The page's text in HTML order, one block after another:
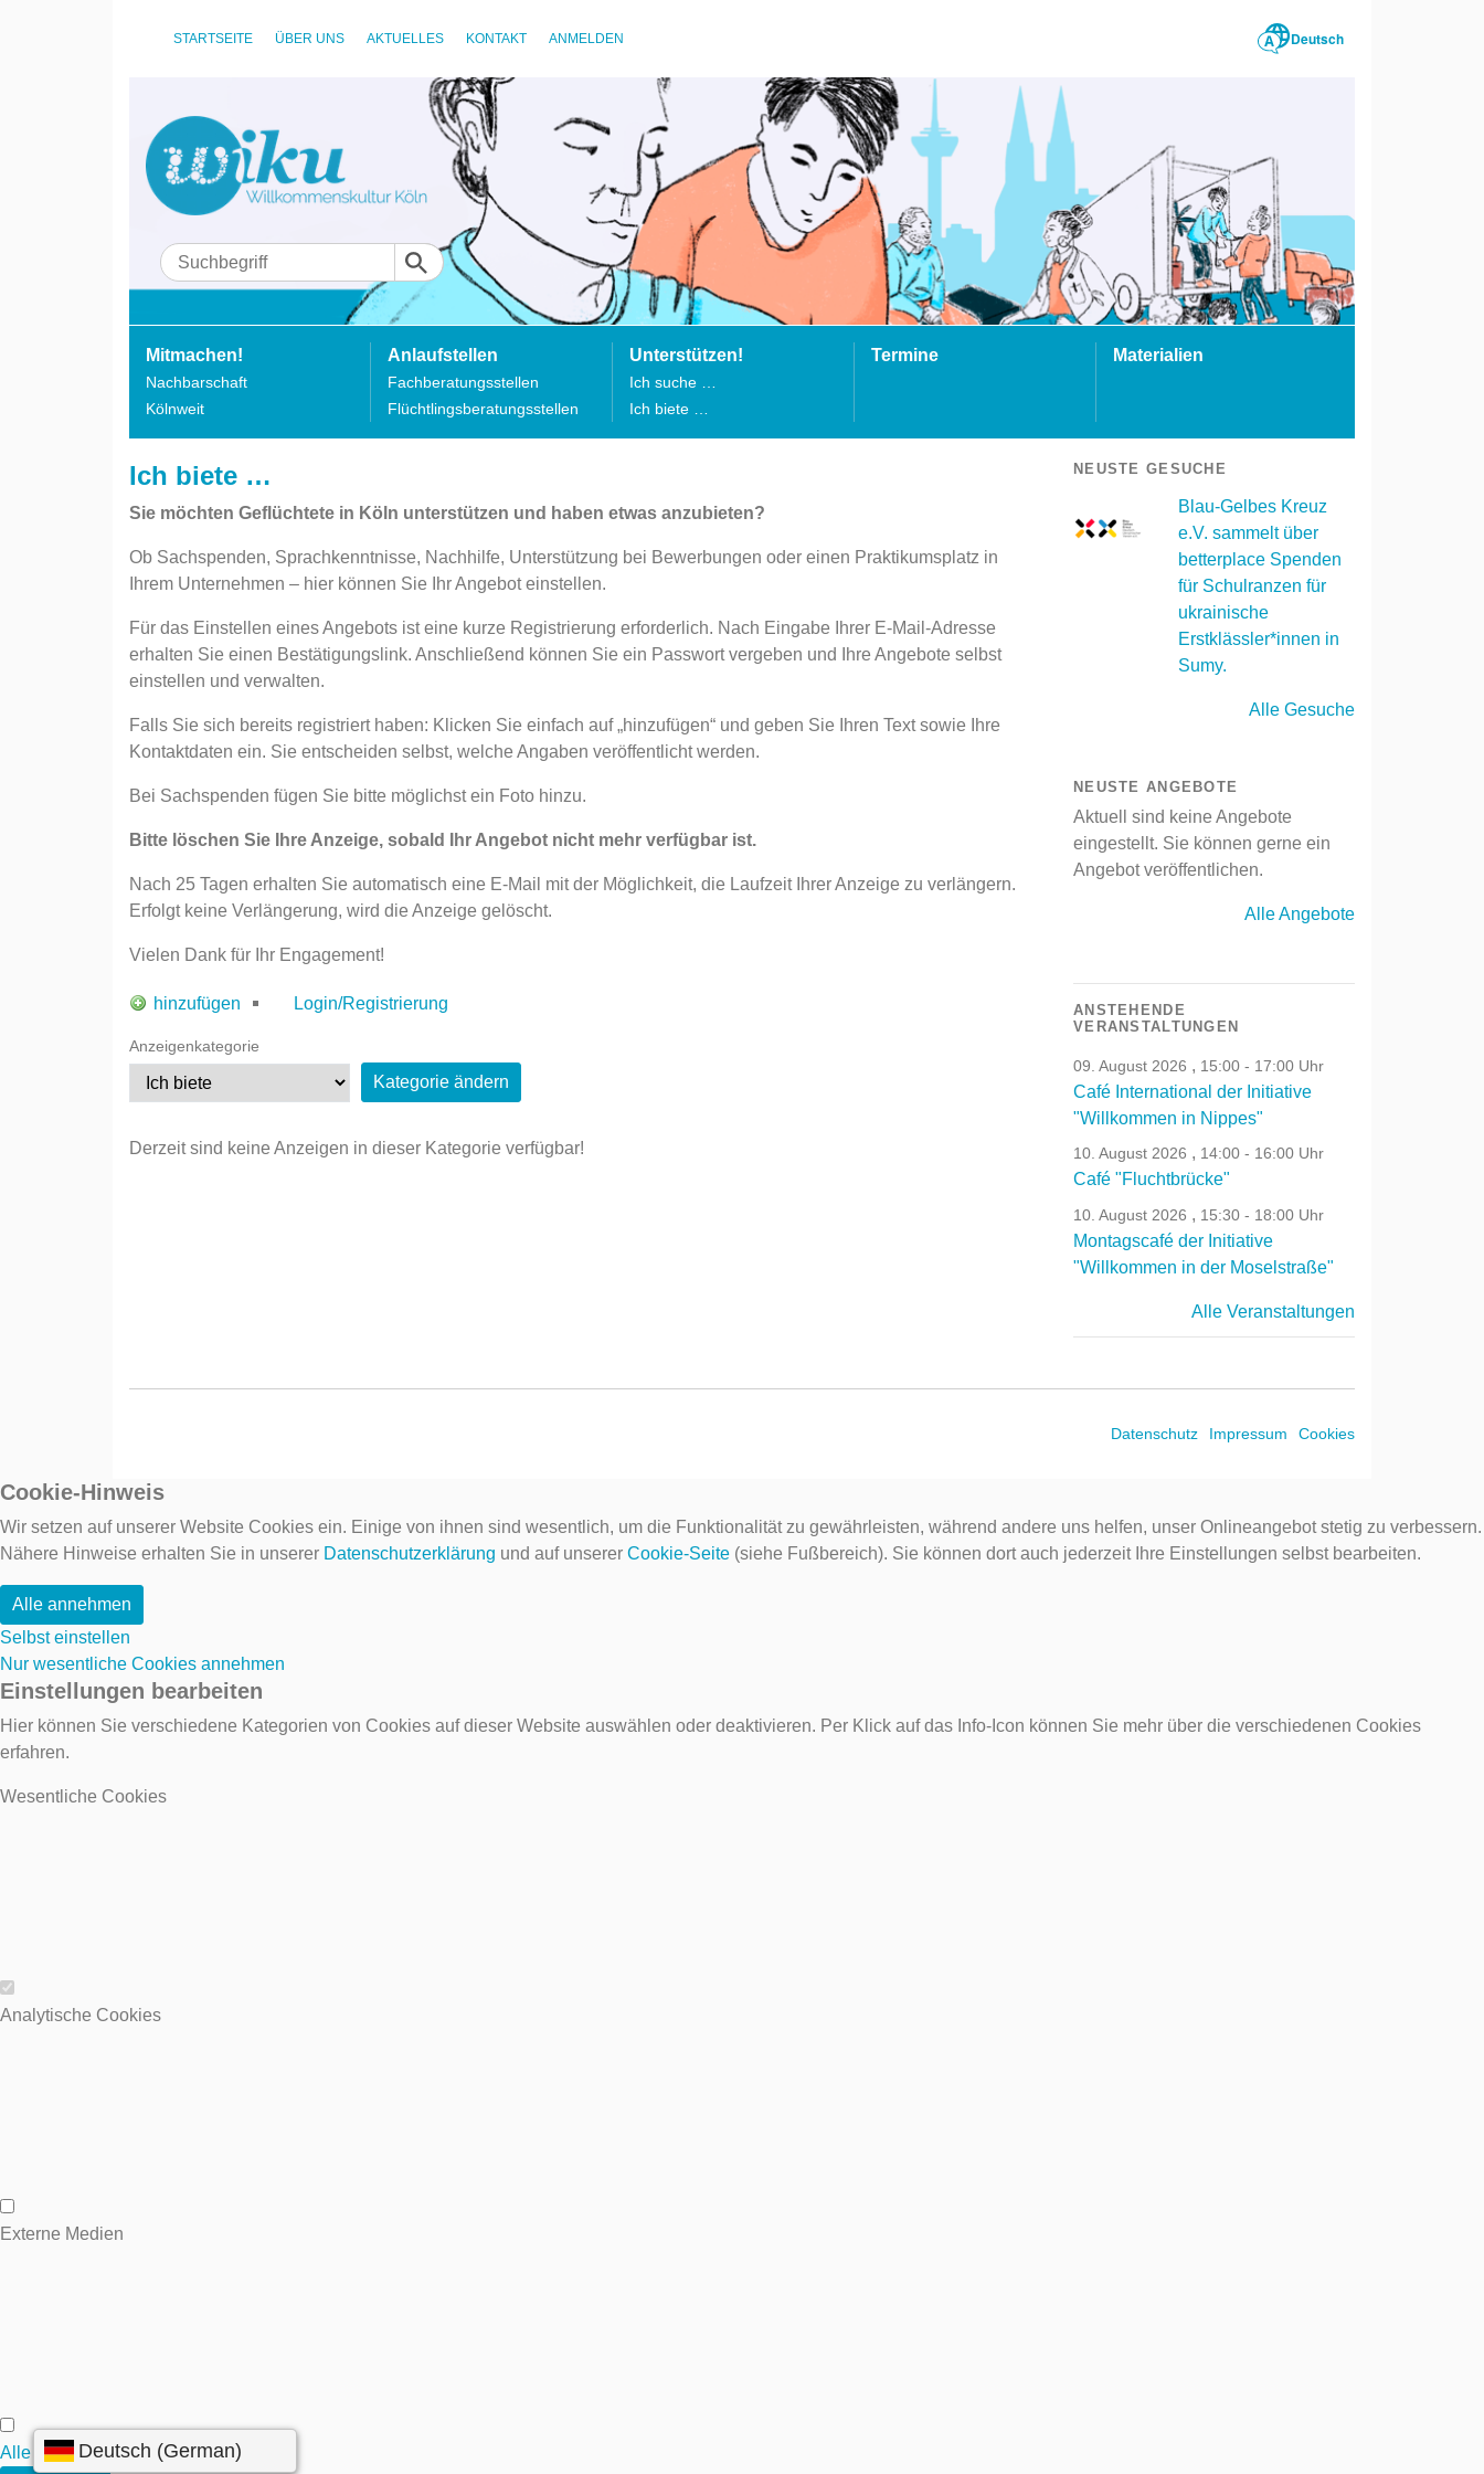
STARTSEITE ÜBER UNS AKTUELLES KONTAKT ANMELDEN Deutsch
Mitmachen!
Nachbarschaft
Kölnweit
Anlaufstellen
Fachberatungsstellen
Flüchtlingsberatungsstellen
Unterstützen!
Ich suche …
Ich biete …
Termine Materialien
Ich biete …
Sie möchten Geflüchtete in Köln unterstützen und haben etwas anzubieten?
Ob Sachspenden, Sprachkenntnisse, Nachhilfe, Unterstützung bei Bewerbungen oder einen Praktikumsplatz in
Ihrem Unternehmen – hier können Sie Ihr Angebot einstellen.
Für das Einstellen eines Angebots ist eine kurze Registrierung erforderlich. Nach Eingabe Ihrer E-Mail-Adresse
erhalten Sie einen Bestätigungslink. Anschließend können Sie ein Passwort vergeben und Ihre Angebote selbst
einstellen und verwalten.
Falls Sie sich bereits registriert haben: Klicken Sie einfach auf „hinzufügen“ und geben Sie Ihren Text sowie Ihre
Kontaktdaten ein. Sie entscheiden selbst, welche Angaben veröffentlicht werden.
Bei Sachspenden fügen Sie bitte möglichst ein Foto hinzu.
Bitte löschen Sie Ihre Anzeige, sobald Ihr Angebot nicht mehr verfügbar ist.
Nach 25 Tagen erhalten Sie automatisch eine E-Mail mit der Möglichkeit, die Laufzeit Ihrer Anzeige zu verlängern.
Erfolgt keine Verlängerung, wird die Anzeige gelöscht.
Vielen Dank für Ihr Engagement!
hinzufügen Login/Registrierung
Anzeigenkategorie
Derzeit sind keine Anzeigen in dieser Kategorie verfügbar!
NEUSTE GESUCHE
Blau-Gelbes Kreuz
e.V. sammelt über
betterplace Spenden
für Schulranzen für
ukrainische
Erstklässler*innen in
Sumy.
Alle Gesuche
NEUSTE ANGEBOTE
Aktuell sind keine Angebote
eingestellt. Sie können gerne ein
Angebot veröffentlichen.
Alle Angebote
ANSTEHENDE
VERANSTALTUNGEN
09. August 2026 , 15:00 - 17:00 Uhr
Café International der Initiative
"Willkommen in Nippes"
10. August 2026 , 14:00 - 16:00 Uhr
Café "Fluchtbrücke"
10. August 2026 , 15:30 - 18:00 Uhr
Montagscafé der Initiative
"Willkommen in der Moselstraße"
Alle Veranstaltungen
Datenschutz Impressum Cookies
Cookie-Hinweis
Wir setzen auf unserer Website Cookies ein. Einige von ihnen sind wesentlich, um die Funktionalität zu gewährleisten, während andere uns helfen, unser Onlineangebot stetig zu verbessern.
Nähere Hinweise erhalten Sie in unserer Datenschutzerklärung und auf unserer Cookie-Seite (siehe Fußbereich). Sie können dort auch jederzeit Ihre Einstellungen selbst bearbeiten.
Alle annehmen
Selbst einstellen
Nur wesentliche Cookies annehmen
Einstellungen bearbeiten
Hier können Sie verschiedene Kategorien von Cookies auf dieser Website auswählen oder deaktivieren. Per Klick auf das Info-Icon können Sie mehr über die verschiedenen Cookies
erfahren.
Wesentliche Cookies
Wesentliche Cookies
Analytische Cookies
Analytische Cookies
Externe Medien
Externe Medien
Alle annehmen